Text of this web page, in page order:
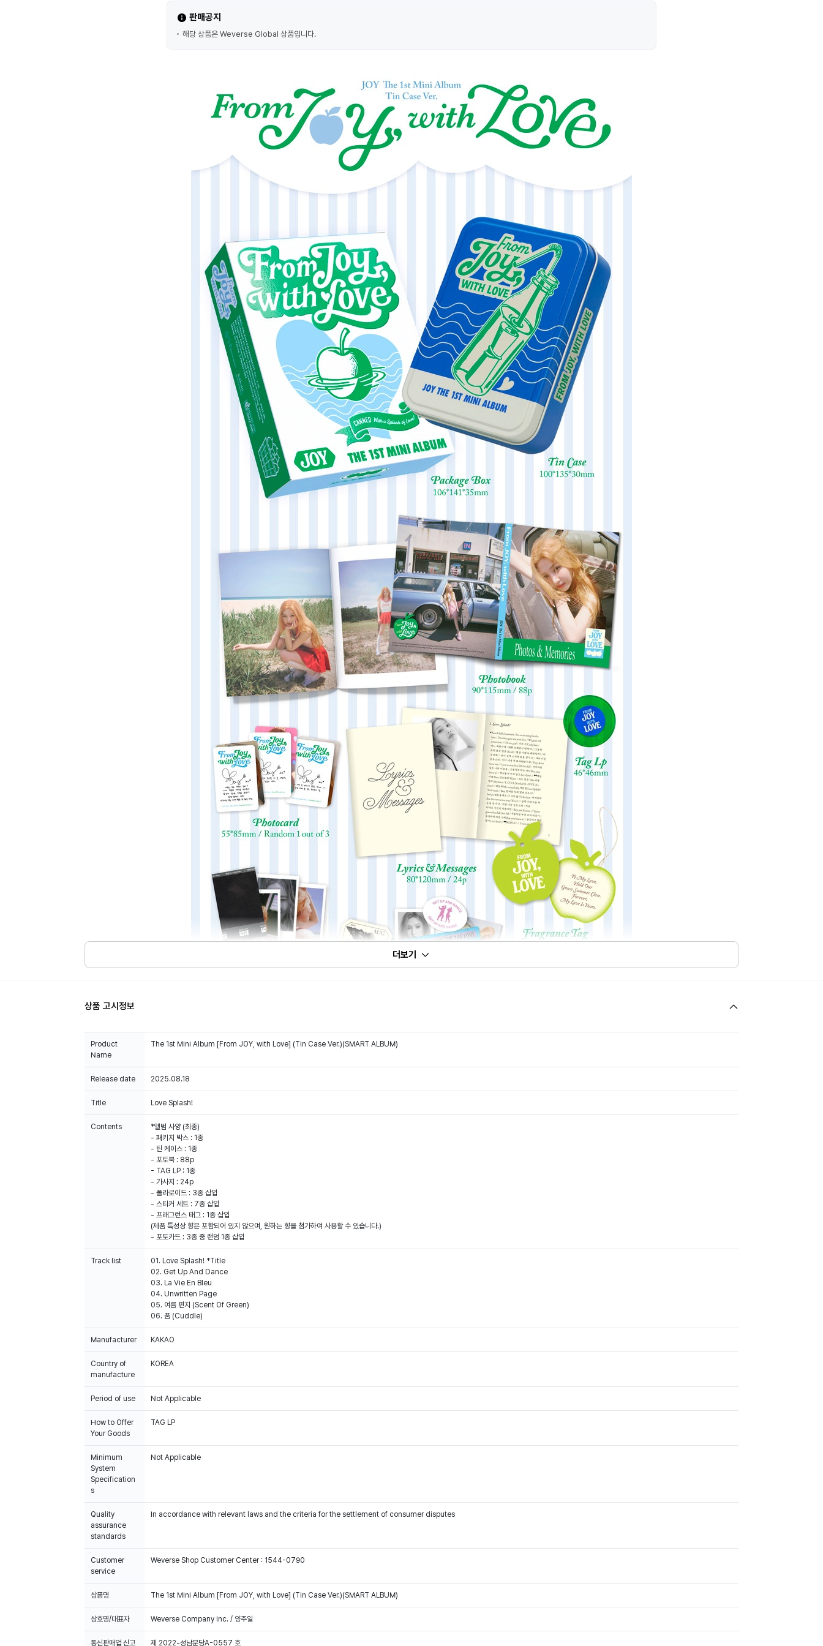
판매공지
해당 상품은 Weverse Global 상품입니다.
더보기
상품 고시정보
Product
Name
The 1st Mini Album [From JOY, with Love] (Tin Case Ver.)(SMART ALBUM)
Release date 2025.08.18
Title Love Splash!
Contents
*앨범 사양 (최종)
- 패키지 박스 : 1종
- 틴 케이스 : 1종
- 포토북 : 88p
- TAG LP : 1종
- 가사지 : 24p
- 폴라로이드 : 3종 삽입
- 스티커 세트 : 7종 삽입
- 프래그런스 태그 : 1종 삽입
(제품 특성상 향은 포함되어 있지 않으며, 원하는 향을 첨가하여 사용할 수 있습니다.)
- 포토카드 : 3종 중 랜덤 1종 삽입
Track list
01. Love Splash! *Title
02. Get Up And Dance
03. La Vie En Bleu
04. Unwritten Page
05. 여름 편지 (Scent Of Green)
06. 품 (Cuddle)
Manufacturer KAKAO
Country of
manufacture
KOREA
Period of use Not Applicable
How to Offer
Your Goods
TAG LP
Minimum
System
Specification
s
Not Applicable
Quality
assurance
standards
In accordance with relevant laws and the criteria for the settlement of consumer disputes
Customer
service
Weverse Shop Customer Center : 1544-0790
상품명 The 1st Mini Album [From JOY, with Love] (Tin Case Ver.)(SMART ALBUM)
상호명/대표자 Weverse Company Inc. / 양주일
통신판매업 신고 제 2022-성남분당A-0557 호